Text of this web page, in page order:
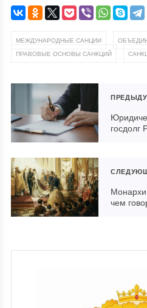
МЕЖДУНАРОДНЫЕ САНЦИИ
ПРАВОВЫЕ ОСНОВЫ САНКЦИЙ
чем